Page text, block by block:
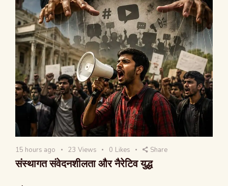
15 hours ago 23 Views 0 Likes Share
संस्थागत संवेदनशीलता और नैरेटिव युद्ध